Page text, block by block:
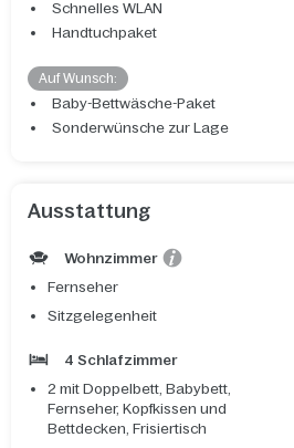
Schnelles WLAN
Handtuchpaket
Auf Wunsch:
Baby-Bettwäsche-Paket
Sonderwünsche zur Lage
Ausstattung
Wohnzimmer
Fernseher
Sitzgelegenheit
4 Schlafzimmer
2 mit Doppelbett, Babybett,
Fernseher, Kopfkissen und
Bettdecken, Frisiertisch